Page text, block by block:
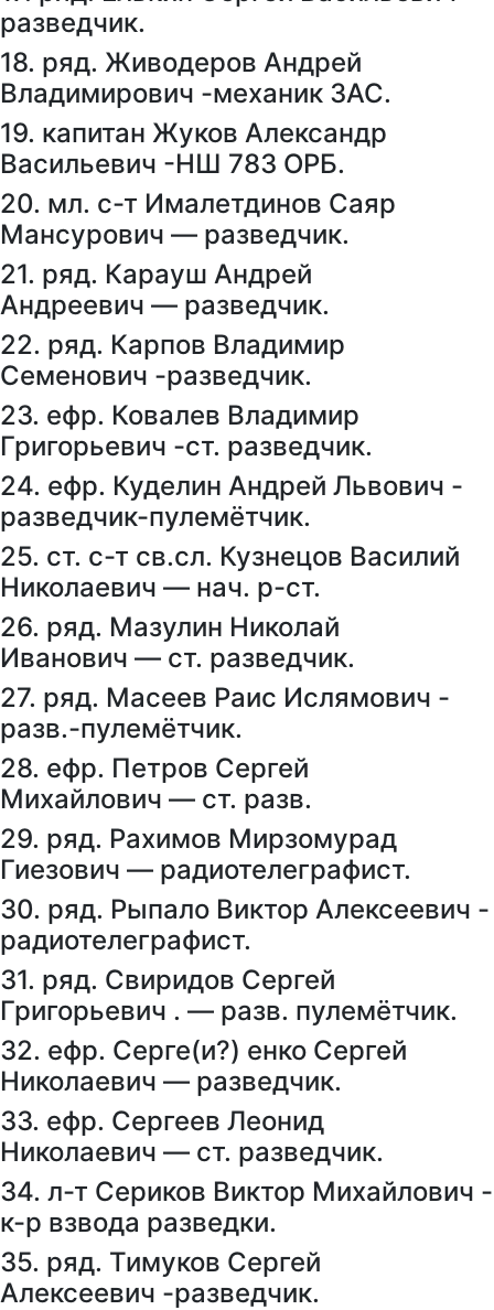
разведчик.
18. ряд. Живодеров Андрей
Владимирович -механик ЗАС.
19. капитан Жуков Александр
Васильевич -НШ 783 ОРБ.
20. мл. с-т Ималетдинов Саяр
Мансурович — разведчик.
21. ряд. Карауш Андрей
Андреевич — разведчик.
22. ряд. Карпов Владимир
Семенович -разведчик.
23. ефр. Ковалев Владимир
Григорьевич -ст. разведчик.
24. ефр. Куделин Андрей Львович -
разведчик-пулемётчик.
25. ст. с-т св.сл. Кузнецов Василий
Николаевич — нач. р-ст.
26. ряд. Мазулин Николай
Иванович — ст. разведчик.
27. ряд. Масеев Раис Ислямович -
разв.-пулемётчик.
28. ефр. Петров Сергей
Михайлович — ст. разв.
29. ряд. Рахимов Мирзомурад
Гиезович — радиотелеграфист.
30. ряд. Рыпало Виктор Алексеевич -
радиотелеграфист.
31. ряд. Свиридов Сергей
Григорьевич . — разв. пулемётчик.
32. ефр. Серге(и?) енко Сергей
Николаевич — разведчик.
33. ефр. Сергеев Леонид
Николаевич — ст. разведчик.
34. л-т Сериков Виктор Михайлович -
к-р взвода разведки.
35. ряд. Тимуков Сергей
Алексеевич -разведчик.